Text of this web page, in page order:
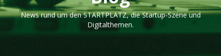
News rund um den STARTPLATZ, die Startup-Szene und
Digitalthemen.